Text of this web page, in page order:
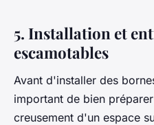
5. Installation et
escamotables
Avant d'installer des
important de bien
creusement d'un espace